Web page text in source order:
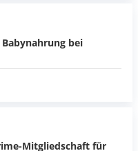
bei
Mitgliedschaft für